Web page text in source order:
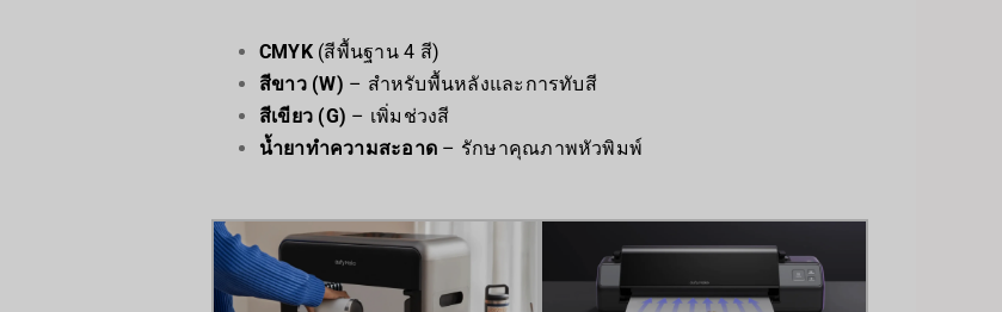
CMYK(สีพื้นฐาน 4 สี)
สีขาว (W) – สำหรับพื้นหลังและการทับสี
สีเขียว (G) – เพิ่มช่วงสี
น้ำยาทำความสะอาด – รักษาคุณภาพหัวพิมพ์